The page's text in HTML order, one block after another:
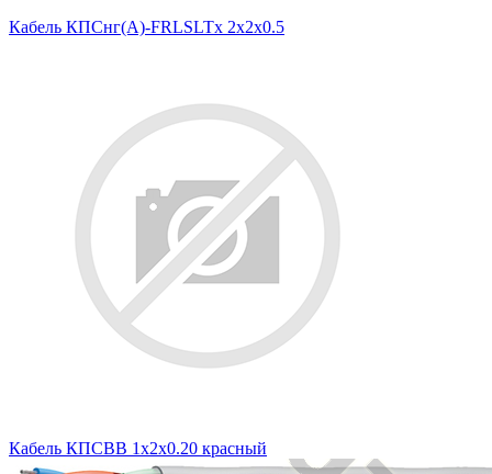
Кабель КПСнг(А)-FRLSLTx 2x2x0.5
Кабель КПСВВ 1х2х0.20 красный